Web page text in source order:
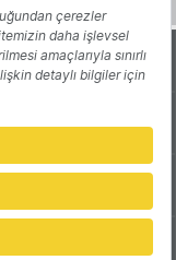
Yazarlar
Reklam